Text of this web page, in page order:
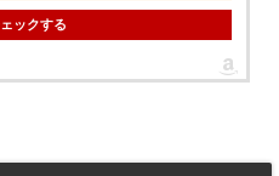
ックする